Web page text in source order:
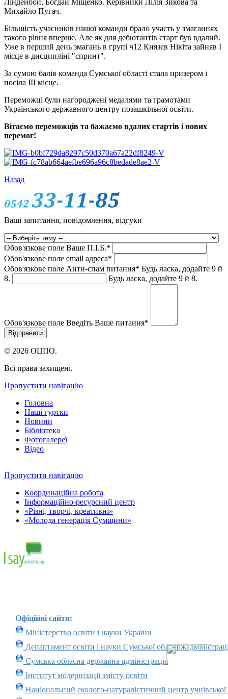
Лінденбой, Богдан Міщенко. Керівники Лілія Зикова та
Михайло Пугач.
Більшість учасників нашої команди брало участь у змаганнях
такого рівня вперше. Але як для дебютантів старт був вдалий.
Уже в перший день змагань в групі ч12 Князєв Нікіта зайняв І
місце в дисципліні "спринт".
За сумою балів команда Сумської області стала призером і
посіла ІІІ місце.
Переможці були нагороджені медалями та грамотами
Українського державного центру позашкільної освіти.
Вітаємо переможців та бажаємо вдалих стартів і нових
перемог!
Назад
Ваші запитання, повідомлення, відгуки
Обов'язкове поле Ваше П.I.Б.*
Обов'язкове поле email адреса*
Обов'язкове поле Анти-спам питання* Будь ласка, додайте 9 й
8.
Будь ласка, додайте 9 й 8.
Обов'язкове поле Введіть Ваше питання*
© 2026 ОЦПО.
Всі права захищені.
Пропустити навігацію
Головна
Наші гуртки
Новини
Бібліотека
Фотогалереї
Відео
Пропустити навігацію
Координаційна робота
Інформаційно-ресурсний центр
«Різні, творчі, креативні»
«Молода генерація Сумщини»
Офіційні сайти:
Міністерство освіти і науки України
Департамент освіти і науки Сумської
Сумська обласна державна адміністрація
Інститут модернізації змісту освіти
Національний еколого-натуралістичний центр учнівської